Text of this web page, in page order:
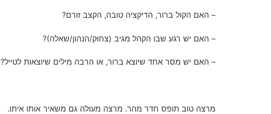
– האם הקול ברור, הדיקציה טובה, הקצב זורם?
– האם יש רגע שבו הקהל מגיב (צחוק/הנהון/שאלה)?
– האם יש מסר אחד שיוצא ברור, או הרבה מילים שיוצאות לטייל?
מרצה טוב תופס חדר מהר. מרצה מעולה גם משאיר אותו איתו.